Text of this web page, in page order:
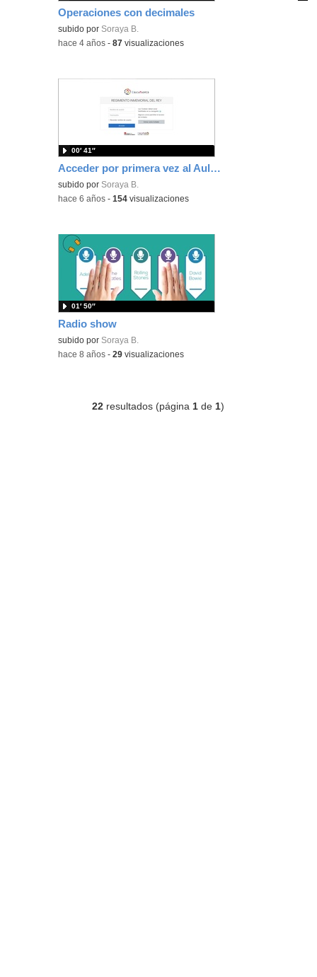
Operaciones con decimales
Contenido educativo.
subido por Soraya B.
-hace 4 años -87 visualizaciones
Acceder por primera vez al Aula Virtual
subido por Soraya B.
00′ 41″
-hace 6 años -154 visualizaciones
Radio show
subido por Soraya B.
01′ 50″
-hace 8 años -29 visualizaciones
22 resultados (página 1 de 1)